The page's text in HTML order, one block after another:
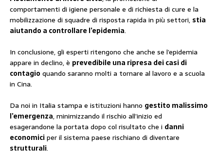
comportamenti di igiene personale e di richiesta di cure e la
mobilizzazione di squadre di risposta rapida in più settori, stia
aiutando a controllare l’epidemia.
In conclusione, gli esperti ritengono che anche se l’epidemia
appare in declino, è prevedibile una ripresa dei casi di
contagio quando saranno molti a tornare al lavoro e a scuola
in Cina.
Da noi in Italia stampa e istituzioni hanno gestito malissimo
l’emergenza, minimizzando il rischio all’inizio ed
esagerandone la portata dopo col risultato che i danni
economiciper il sistema paese rischiano di diventare
strutturali.